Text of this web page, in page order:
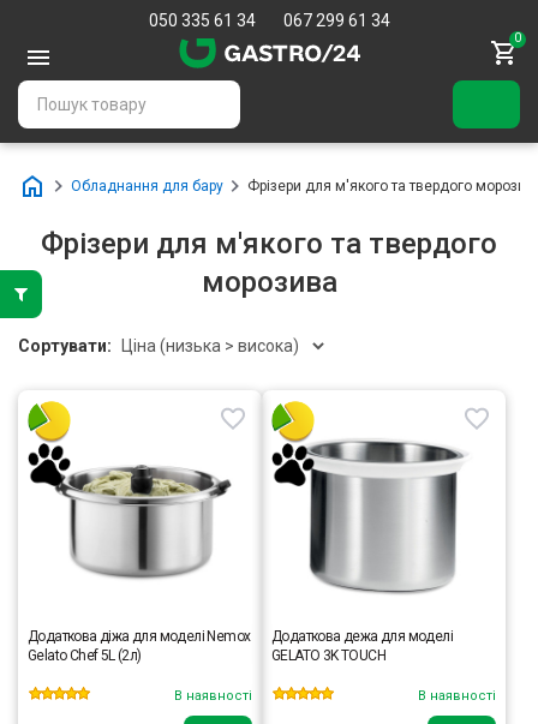
050 335 61 34 067 299 61 34
0
Обладнання для бару Фрізери для м'якого та твердого
Фрізери для м'якого та твердого
морозива
Сортувати:
Додаткова діжа для моделі Nemox
Gelato Chef 5L (2л)
В наявності
Додаткова дежа для моделі
GELATO 3K TOUCH
В наявності